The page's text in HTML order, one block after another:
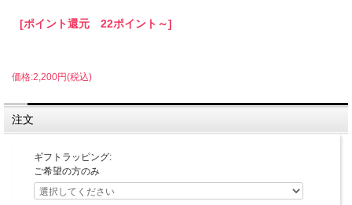
[ポイント還元 22ポイント～]
価格:2,200円(税込)
注文
ギフトラッピング:
ご希望の方のみ